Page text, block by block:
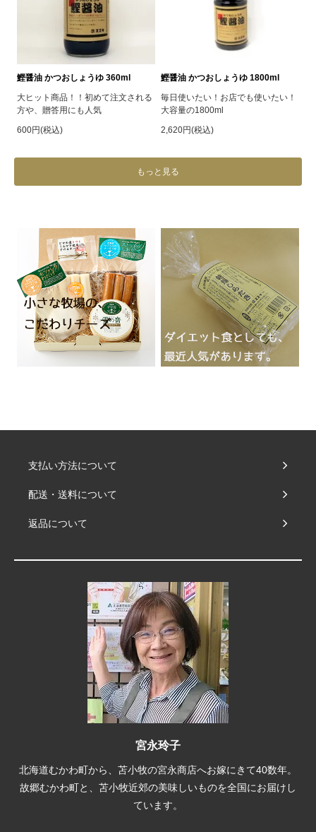
鰹醤油 かつおしょうゆ 360ml
大ヒット商品！！初めて注文される
方や、贈答用にも人気
600円(税込)
鰹醤油 かつおしょうゆ 1800ml
毎日使いたい！お店でも使いたい！
大容量の1800ml
2,620円(税込)
もっと見る
支払い方法について
配送・送料について
返品について
宮永玲子
北海道むかわ町から、苫小牧の宮永商店へお嫁にきて40数年。
故郷むかわ町と、苫小牧近郊の美味しいものを全国にお届けし
ています。